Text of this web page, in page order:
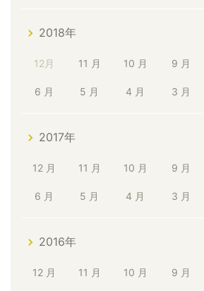
2018年
12月 11 月 10 月 9 月
6 月 5 月 4 月 3 月
2017年
12 月 11 月 10 月 9 月
6 月 5 月 4 月 3 月
2016年
12 月 11 月 10 月 9 月